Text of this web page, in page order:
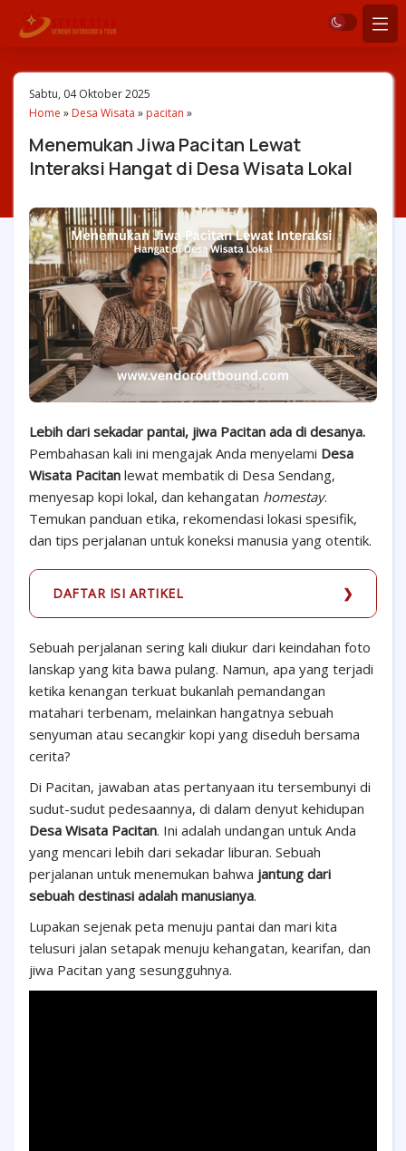
Sabtu, 04 Oktober 2025
Home » Desa Wisata » pacitan »
Menemukan Jiwa Pacitan Lewat
Interaksi Hangat di Desa Wisata Lokal
Lebih dari sekadar pantai, jiwa Pacitan ada di desanya.
Pembahasan kali ini mengajak Anda menyelami Desa
Wisata Pacitan lewat membatik di Desa Sendang,
menyesap kopi lokal, dan kehangatan homestay.
Temukan panduan etika, rekomendasi lokasi spesifik,
dan tips perjalanan untuk koneksi manusia yang otentik.
DAFTAR ISI ARTIKEL
Sebuah perjalanan sering kali diukur dari keindahan foto
lanskap yang kita bawa pulang. Namun, apa yang terjadi
ketika kenangan terkuat bukanlah pemandangan
matahari terbenam, melainkan hangatnya sebuah
senyuman atau secangkir kopi yang diseduh bersama
cerita?
Di Pacitan, jawaban atas pertanyaan itu tersembunyi di
sudut-sudut pedesaannya, di dalam denyut kehidupan
Desa Wisata Pacitan. Ini adalah undangan untuk Anda
yang mencari lebih dari sekadar liburan. Sebuah
perjalanan untuk menemukan bahwa jantung dari
sebuah destinasi adalah manusianya.
Lupakan sejenak peta menuju pantai dan mari kita
telusuri jalan setapak menuju kehangatan, kearifan, dan
jiwa Pacitan yang sesungguhnya.